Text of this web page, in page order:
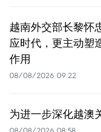
越南外交部长黎怀
应时代，更主动塑
作用
08/08/2026 09:22
为进一步深化越澳